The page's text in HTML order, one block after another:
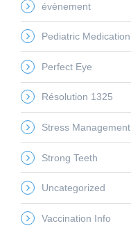
évènement
Pediatric Medication
Perfect Eye
Résolution 1325
Stress Management
Strong Teeth
Uncategorized
Vaccination Info